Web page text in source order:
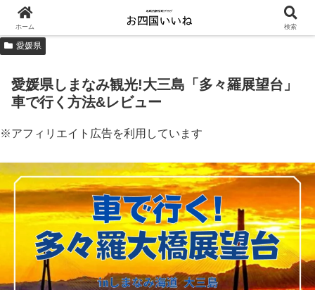
愛媛県
愛媛県しまなみ観光!大三島「多々羅展望台」
車で行く方法&レビュー
※アフィリエイト広告を利用しています
ホーム 検索